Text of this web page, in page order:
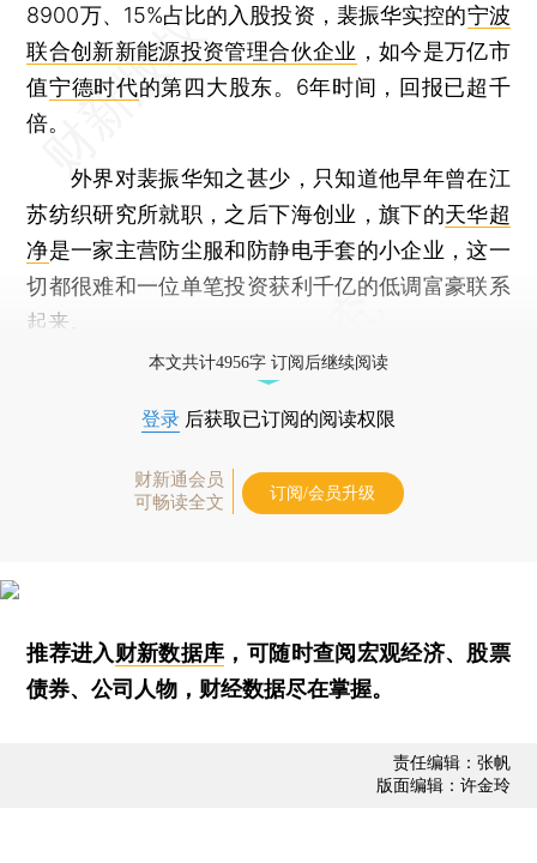
8900万、15%占比的入股投资，裴振华实控的宁波
联合创新新能源投资管理合伙企业 ，如今是万亿市
值宁德时代的第四大股东。6年时间，回报已超千
倍。
外界对裴振华知之甚少，只知道他早年曾在江
苏纺织研究所就职，之后下海创业，旗下的天华超
净是一家主营防尘服和防静电手套的小企业，这一
切都很难和一位单笔投资获利千亿的低调富豪联系
起来。
本文共计4956字 订阅后继续阅读
登录 后获取已订阅的阅读权限
财新通会员
可畅读全文
订阅/会员升级
推荐进入财新数据库 ，可随时查阅宏观经济、股票
债券、公司人物，财经数据尽在掌握。
责任编辑：张帆
版面编辑：许金玲